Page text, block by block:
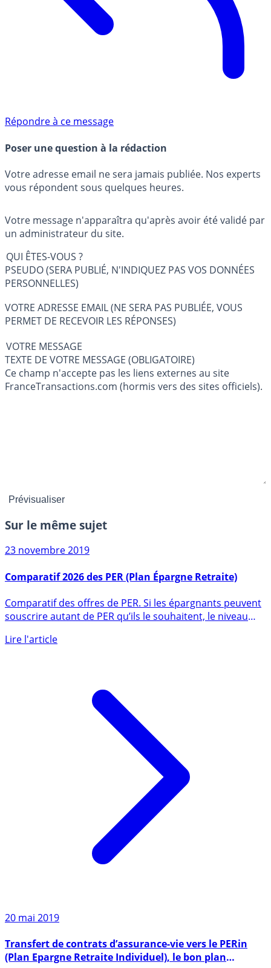
Répondre à ce message
Poser une question à la rédaction
Votre adresse email ne sera jamais publiée. Nos experts
vous répondent sous quelques heures.
Votre message n'apparaîtra qu'après avoir été validé par
un administrateur du site.
QUI ÊTES-VOUS ?
PSEUDO (SERA PUBLIÉ, N'INDIQUEZ PAS VOS DONNÉES
PERSONNELLES)
VOTRE ADRESSE EMAIL (NE SERA PAS PUBLIÉE, VOUS
PERMET DE RECEVOIR LES RÉPONSES)
VOTRE MESSAGE
TEXTE DE VOTRE MESSAGE (OBLIGATOIRE)
Ce champ n'accepte pas les liens externes au site
FranceTransactions.com (hormis vers des sites officiels).
Sur le même sujet
23 novembre 2019
Comparatif 2026 des PER (Plan Épargne Retraite)
souscrire autant de PER qu’ils le souhaitent, le niveau
20 mai 2019